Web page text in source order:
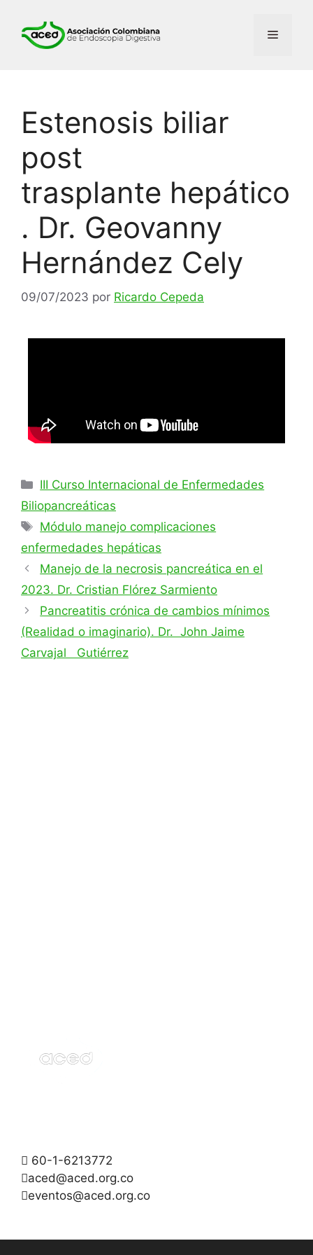
Estenosis biliar
post
trasplante hepático
. Dr. Geovanny
Hernández Cely
09/07/2023 por Ricardo Cepeda
III Curso Internacional de Enfermedades
Biliopancreáticas
Módulo manejo complicaciones
enfermedades hepáticas
Manejo de la necrosis pancreática en el
2023. Dr. Cristian Flórez Sarmiento
Pancreatitis crónica de cambios mínimos
(Realidad o imaginario). Dr. John Jaime
Carvajal Gutiérrez
60-1-6213772
aced@aced.org.co
eventos@aced.org.co